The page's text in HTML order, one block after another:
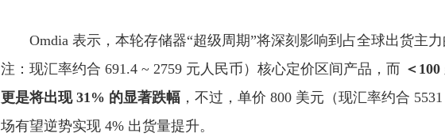
Omdia 表示，本轮存储器“超级周期”将深刻影响到占全球出货主
注：现汇率约合 691.4 ~ 2759 元人民币）核心定价区间产品，而 ＜
更是将出现 31% 的显著跌幅 ，不过，单价 800 美元（现汇率约合
场有望逆势实现 4% 出货量提升。